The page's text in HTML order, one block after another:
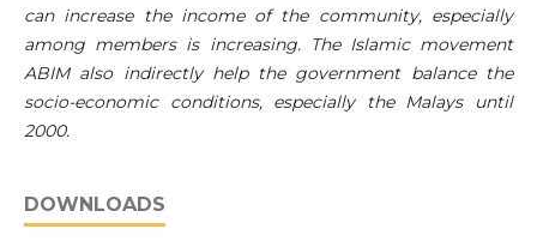
can increase the income of the community, especially
among members is increasing. The Islamic movement
ABIM also indirectly help the government balance the
socio-economic conditions, especially the Malays until
2000.
DOWNLOADS